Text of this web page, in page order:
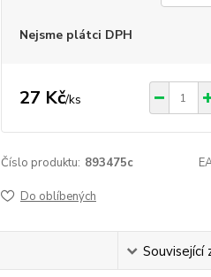
Nejsme plátci DPH
27 Kč/ks
Číslo produktu: 893475c
Do oblíbených
Související